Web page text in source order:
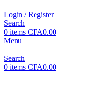
Login / Register
Search
0 items CFA0.00
Menu
Search
0 items CFA0.00